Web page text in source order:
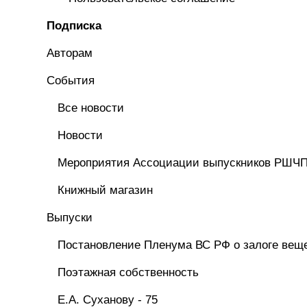
Подписка
Авторам
Cобытия
Все новости
Новости
Мероприятия Ассоциации выпускников
Книжный магазин
Выпуски
Постановление Пленума ВС РФ о залоге
Поэтажная собственность
Е.А. Суханову - 75